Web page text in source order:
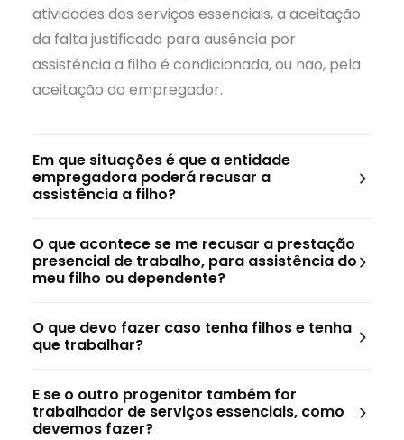
atividades dos serviços essenciais, a aceitação
da falta justificada para ausência por
assistência a filho é condicionada, ou não, pela
aceitação do empregador.
Em que situações é que a entidade
empregadora poderá recusar a
assistência a filho?
O que acontece se me recusar a prestação
presencial de trabalho, para assistência do
meu filho ou dependente?
O que devo fazer caso tenha filhos e tenha
que trabalhar?
E se o outro progenitor também for
trabalhador de serviços essenciais, como
devemos fazer?